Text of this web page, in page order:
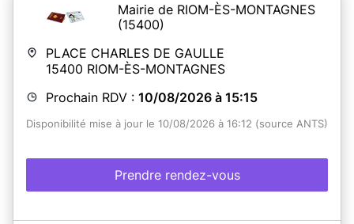
Mairie de RIOM-ÈS-MONTAGNES
(15400)
PLACE CHARLES DE GAULLE
15400 RIOM-ÈS-MONTAGNES
Prochain RDV : 10/08/2026 à 15:15
Disponibilité mise à jour le 10/08/2026 à 16:12 (source ANTS)
Prendre rendez-vous